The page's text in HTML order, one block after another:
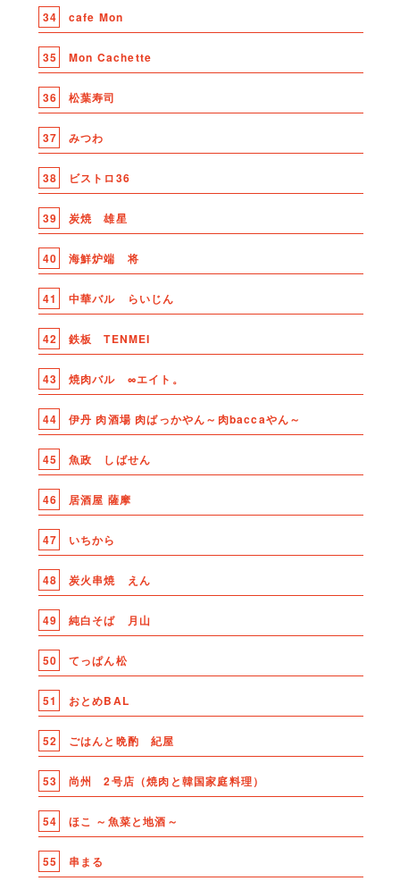
34 cafe Mon
35 Mon Cachette
36 松葉寿司
37 みつわ
38 ビストロ36
39 炭焼 雄星
40 海鮮炉端 将
41 中華バル らいじん
42 鉄板 TENMEI
43 焼肉バル ∞エイト。
44 伊丹 肉酒場 肉ばっかやん～肉baccaやん～
45 魚政 しばせん
46 居酒屋 薩摩
47 いちから
48 炭火串焼 えん
49 純白そば 月山
50 てっぱん松
51 おとめBAL
52 ごはんと晩酌 紀屋
53 尚州 2号店（焼肉と韓国家庭料理）
54 ほこ ～魚菜と地酒～
55 串まる